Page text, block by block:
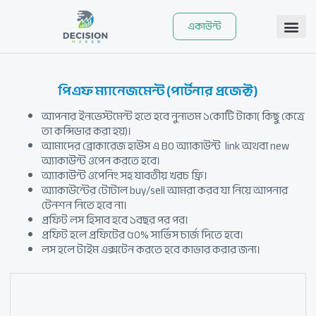
একাউন্ট
পিএফ ম্যানেজমেন্ট (পার্টনার প্রজেক্ট)
আপনার ইনভেস্টমেন্ট হতে হবে নুন্যতম ১কোটি টাকা( কিছু কেত্রে
তা কন্সিডার করা হয়)।
আমাদের ব্রোকারেজ হাউস এ BO অ্যাকাউন্ট link অথবা new
অ্যাকাউন্ট ওপেন করতে হবে।
অ্যাকাউন্ট ওপেনিং সহ যাবতীয় খরচ ফ্রি।
অ্যাকাউন্টের টোটাল buy/sell আমরা করব যা নিয়ে আপনার
টেনশন নিতে হবে না।
প্রফিট লস হিসাব হবে ১বছর পর পর।
প্রফিট হলে প্রফিটের ৫০% সার্ভিস চার্জ দিতে হবে।
লস হলে টাইম এক্সটেন করতে হবে কাভার করার জন্য।